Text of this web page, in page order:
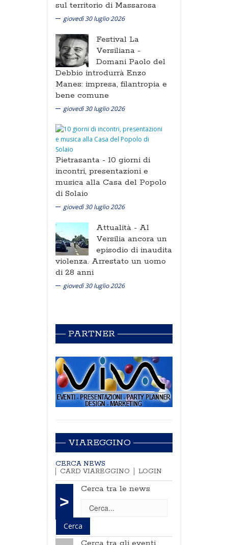
sul territorio di Massarosa
giovedì 30 luglio 2026
Festival La
Versiliana -
Domani Paolo del
Debbio introdurrà Enzo
Manes: impresa, filantropia e
bene comune
giovedì 30 luglio 2026
Pietrasanta - 10 giorni di
incontri, presentazioni e
musica alla Casa del Popolo
di Solaio
giovedì 30 luglio 2026
Attualità - Al
Versilia ancora un
episodio di inaudita
violenza. Arrestato un uomo
di 28 anni
giovedì 30 luglio 2026
PARTNER
VIAREGGINO
CERCA NEWS
CARD VIAREGGINO
LOGIN
>
Cerca tra le news